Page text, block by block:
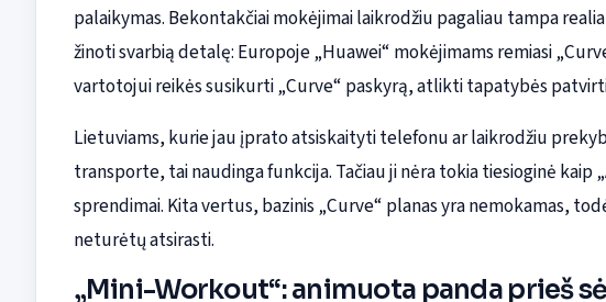
palaikymas. Bekontakčiai mokėjimai laikrodžiu pagaliau tampa
žinoti svarbią detalę: Europoje „Huawei“ mokėjimams remiasi
vartotojui reikės susikurti „Curve“ paskyrą, atlikti tapatybės
Lietuviams, kurie jau įprato atsiskaityti telefonu ar laikrodžiu
transporte, tai naudinga funkcija. Tačiau ji nėra tokia tiesioginė kaip
sprendimai. Kita vertus, bazinis „Curve“ planas yra nemokamas,
neturėtų atsirasti.
„Mini-Workout“: animuota panda prieš